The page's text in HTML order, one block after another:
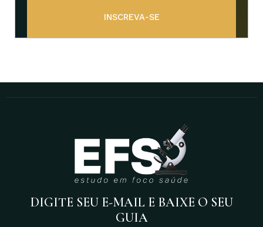
INSCREVA-SE
DIGITE SEU E-MAIL E BAIXE O SEU
GUIA